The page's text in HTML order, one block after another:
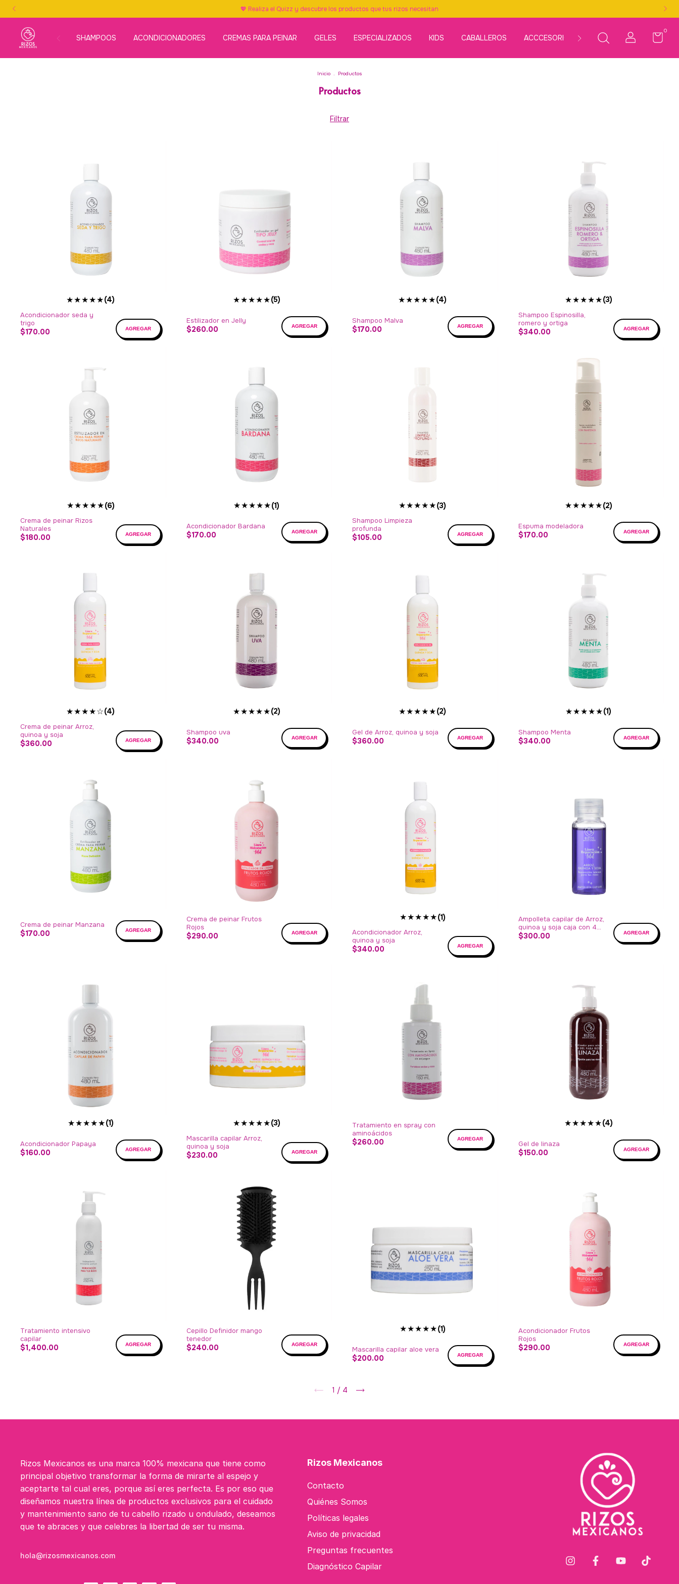
💖 Realiza el Quizz y descubre los productos que tus rizos necesitan
SHAMPOOS ACONDICIONADORES CREMAS PARA PEINAR GELES ESPECIALIZADOS KIDS CABALLEROS ACCCESORIOS LÍNEAS KITS
0
Inicio . Productos
Productos
Filtrar
★★★★★(4)
Acondicionador seda y
trigo
$170.00
★★★★★(5)
Estilizador en Jelly
$260.00
★★★★★(4)
Shampoo Malva
$170.00
★★★★★(3)
Shampoo Espinosilla,
romero y ortiga
$340.00
★★★★★(6)
Crema de peinar Rizos
Naturales
$180.00
★★★★★(1)
Acondicionador Bardana
$170.00
★★★★★(3)
Shampoo Limpieza
profunda
$105.00
★★★★★(2)
Espuma modeladora
$170.00
★★★★☆(4)
Crema de peinar Arroz,
quinoa y soja
$360.00
★★★★★(2)
Shampoo uva
$340.00
★★★★★(2)
Gel de Arroz, quinoa y soja
$360.00
★★★★★(1)
Shampoo Menta
$340.00
Crema de peinar Manzana
$170.00
Crema de peinar Frutos
Rojos
$290.00
★★★★★(1)
Acondicionador Arroz,
quinoa y soja
$340.00
Ampolleta capilar de Arroz,
quinoa y soja caja con 4
ampolletas
$300.00
★★★★★(1)
Acondicionador Papaya
$160.00
★★★★★(3)
Mascarilla capilar Arroz,
quinoa y soja
$230.00
Tratamiento en spray con
aminoácidos
$260.00
★★★★★(4)
Gel de linaza
$150.00
Tratamiento intensivo
capilar
$1,400.00
Cepillo Definidor mango
tenedor
$240.00
★★★★★(1)
Mascarilla capilar aloe vera
$200.00
Acondicionador Frutos
Rojos
$290.00
1 / 4
Rizos Mexicanos es una marca 100% mexicana que tiene como
principal objetivo transformar la forma de mirarte al espejo y
aceptarte tal cual eres, porque así eres perfecta. Es por eso que
diseñamos nuestra línea de productos exclusivos para el cuidado
y mantenimiento sano de tu cabello rizado u ondulado, deseamos
que te abraces y que celebres la libertad de ser tu misma.
Rizos Mexicanos
Contacto
Quiénes Somos
Políticas legales
Aviso de privacidad
Preguntas frecuentes
Diagnóstico Capilar
hola@rizosmexicanos.com